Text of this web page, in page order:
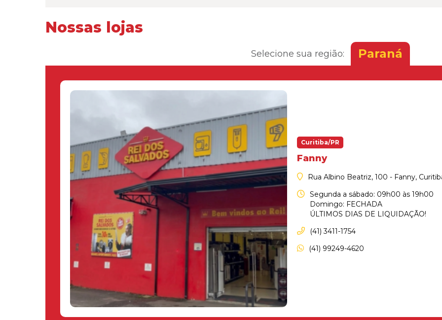
Nossas lojas
Selecione sua região: Paraná
Curitiba/PR
Fanny
Rua Albino Beatriz, 100 - Fanny,
Segunda a sábado: 09h00 às 19h00
Domingo: FECHADA
ÚLTIMOS DIAS DE LIQUIDAÇÃO!
(41) 3411-1754
(41) 99249-4620